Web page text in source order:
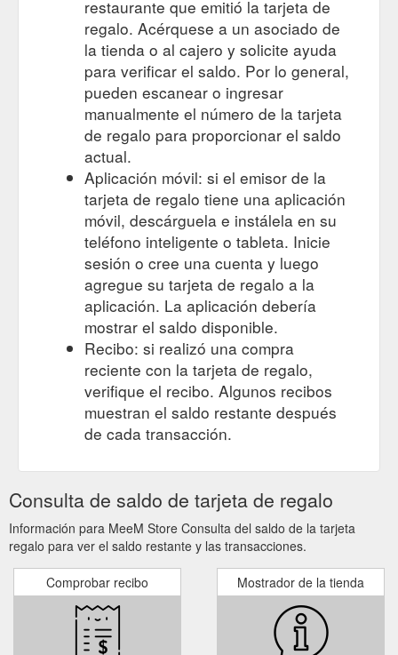
restaurante que emitió la tarjeta de
regalo. Acérquese a un asociado de
la tienda o al cajero y solicite ayuda
para verificar el saldo. Por lo general,
pueden escanear o ingresar
manualmente el número de la tarjeta
de regalo para proporcionar el saldo
actual.
Aplicación móvil: si el emisor de la
tarjeta de regalo tiene una aplicación
móvil, descárguela e instálela en su
teléfono inteligente o tableta. Inicie
sesión o cree una cuenta y luego
agregue su tarjeta de regalo a la
aplicación. La aplicación debería
mostrar el saldo disponible.
Recibo: si realizó una compra
reciente con la tarjeta de regalo,
verifique el recibo. Algunos recibos
muestran el saldo restante después
de cada transacción.
Consulta de saldo de tarjeta de regalo
Información para MeeM Store Consulta del saldo de la tarjeta
regalo para ver el saldo restante y las transacciones.
Comprobar recibo Mostrador de la tienda